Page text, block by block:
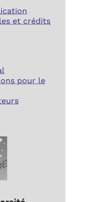
et crédits
pour le